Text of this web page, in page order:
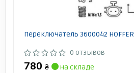
Переключатель 3600042 HOFFER
0 отзывов
780 ₴
на складе